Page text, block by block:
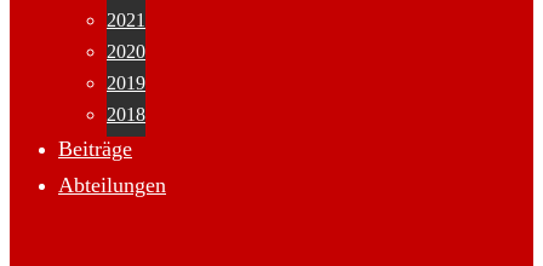
2021
2020
2019
2018
Beiträge
Abteilungen